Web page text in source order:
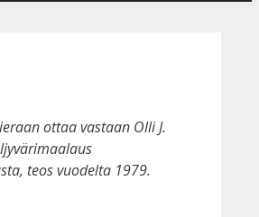
ottaa vastaan Olli J.
teos vuodelta 1979.